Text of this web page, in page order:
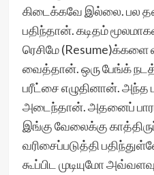
கிடைக்கவே இல்லை. பல
பதிந்தான். கடிதம்
ரெசிமே (Resume)க்களை
வைத்தான். ஒரு பேங்க்
பரீட்சை எழுதினான். அந்த
அடைந்தான். அதனைப்
இங்கு வேலைக்கு
வரிசைப்படுத்தி
கூப்பிட முடியுமோ